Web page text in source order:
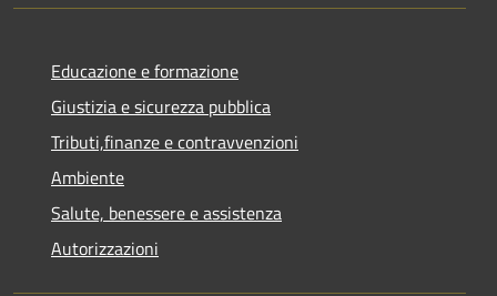
Educazione e formazione
Giustizia e sicurezza pubblica
Tributi,finanze e contravvenzioni
Ambiente
Salute, benessere e assistenza
Autorizzazioni